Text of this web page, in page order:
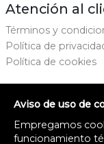
Atención al
Términos y
Política de
Política de cookies
Proxecto
Aviso de uso de
Empregamos
funcionamiento